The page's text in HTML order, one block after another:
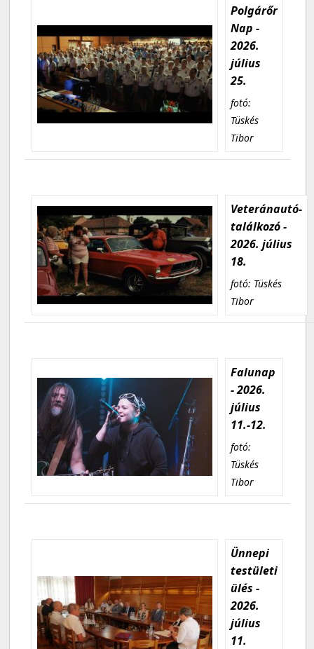
Polgárőr
Nap -
2026.
július
25.
fotó:
Tüskés
Tibor
Veteránautó-
találkozó -
2026. július
18.
fotó: Tüskés
Tibor
Falunap
- 2026.
július
11.-12.
fotó:
Tüskés
Tibor
Ünnepi
testületi
ülés -
2026.
július
11.